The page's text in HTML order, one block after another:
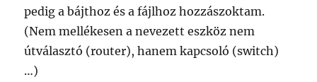
pedig a bájthoz és a fájlhoz hozzászoktam.
(Nem mellékesen a nevezett eszköz nem
útválasztó (router), hanem kapcsoló (switch)
…)